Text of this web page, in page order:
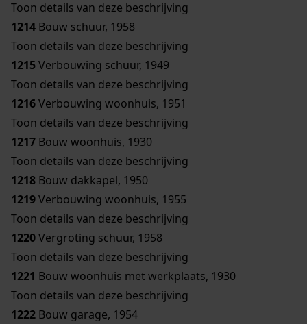
Toon details van deze beschrijving
1214 Bouw schuur, 1958
Toon details van deze beschrijving
1215Verbouwing schuur, 1949
Toon details van deze beschrijving
1216Verbouwing woonhuis, 1951
Toon details van deze beschrijving
1217 Bouw woonhuis, 1930
Toon details van deze beschrijving
1218 Bouw dakkapel, 1950
1219Verbouwing woonhuis, 1955
Toon details van deze beschrijving
1220Vergroting schuur, 1958
Toon details van deze beschrijving
1221 Bouw woonhuis met werkplaats, 1930
Toon details van deze beschrijving
1222 Bouw garage, 1954